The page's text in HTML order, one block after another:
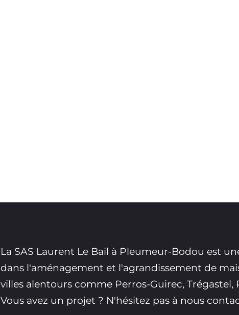
La SAS Laurent Le Bail à Pleumeur-Bodou est
dans l'aménagement et l'agrandissement de
villes alentours comme Perros-Guirec, Trégastel,
Vous avez un projet ? N'hésitez pas à nous